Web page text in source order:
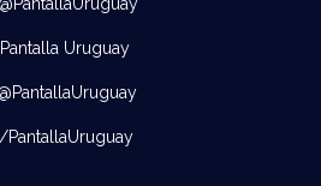
Pantalla Uruguay
/PantallaUruguay